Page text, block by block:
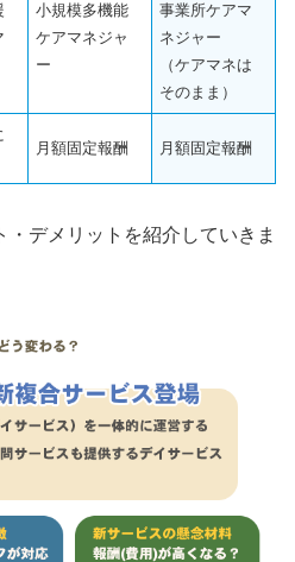
小規模多機能
ケアマネジャ
ー
事業所ケアマ
ネジャー
（ケアマネは
そのまま）
月額固定報酬 月額固定報酬
・デメリットを紹介していきま